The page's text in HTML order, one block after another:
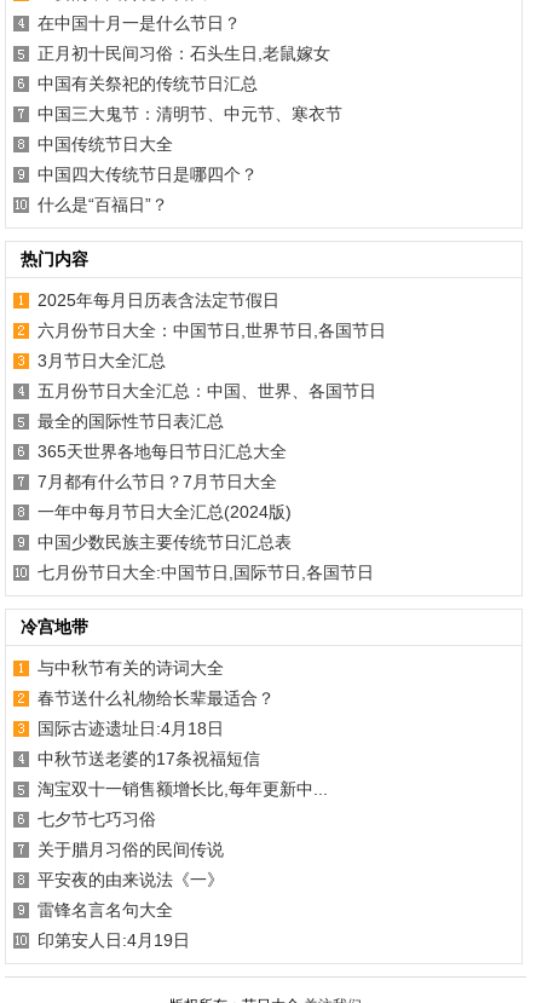
在中国十月一是什么节日？
正月初十民间习俗：石头生日,老鼠嫁女
中国有关祭祀的传统节日汇总
中国三大鬼节：清明节、中元节、寒衣节
中国传统节日大全
中国四大传统节日是哪四个？
什么是“百福日”？
热门内容
2025年每月日历表含法定节假日
六月份节日大全：中国节日,世界节日,各国节日
3月节日大全汇总
五月份节日大全汇总：中国、世界、各国节日
最全的国际性节日表汇总
365天世界各地每日节日汇总大全
7月都有什么节日？7月节日大全
一年中每月节日大全汇总(2024版)
中国少数民族主要传统节日汇总表
七月份节日大全:中国节日,国际节日,各国节日
冷宫地带
与中秋节有关的诗词大全
春节送什么礼物给长辈最适合？
国际古迹遗址日:4月18日
中秋节送老婆的17条祝福短信
淘宝双十一销售额增长比,每年更新中...
七夕节七巧习俗
关于腊月习俗的民间传说
平安夜的由来说法《一》
雷锋名言名句大全
印第安人日:4月19日